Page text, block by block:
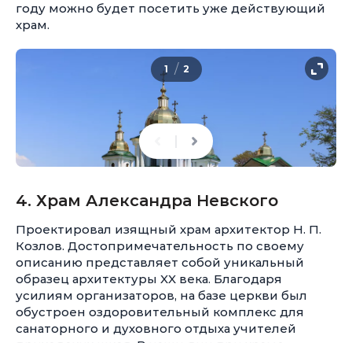
году можно будет посетить уже действующий
храм.
1 / 2
4. Храм Александра Невского
Проектировал изящный храм архитектор Н. П.
Козлов. Достопримечательность по своему
описанию представляет собой уникальный
образец архитектуры XX века. Благодаря
усилиям организаторов, на базе церкви был
обустроен оздоровительный комплекс для
санаторного и духовного отдыха учителей